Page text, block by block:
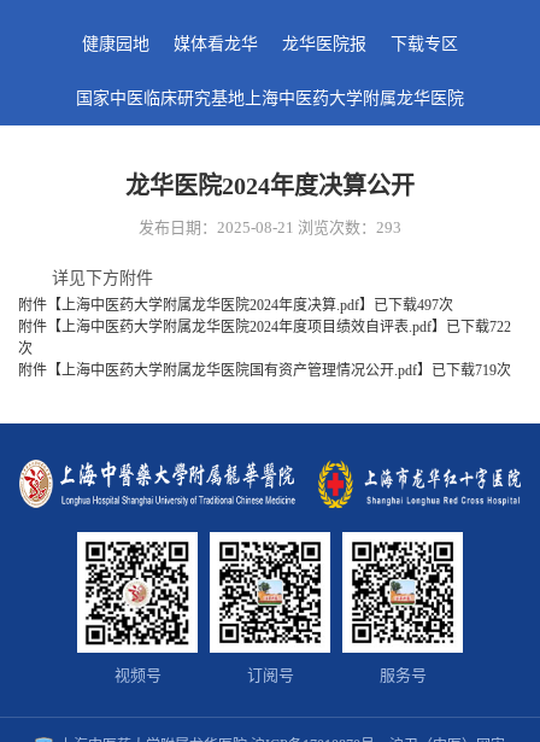
健康园地 媒体看龙华 龙华医院报 下载专区
国家中医临床研究基地上海中医药大学附属龙华医院
龙华医院2024年度决算公开
发布日期：2025-08-21 浏览次数： 293
详见下方附件
附件【上海中医药大学附属龙华医院2024年度决算.pdf】已下载497次
附件【上海中医药大学附属龙华医院2024年度项目绩效自评表.pdf】已下载722
次
附件【上海中医药大学附属龙华医院国有资产管理情况公开.pdf】已下载719次
视频号 订阅号 服务号